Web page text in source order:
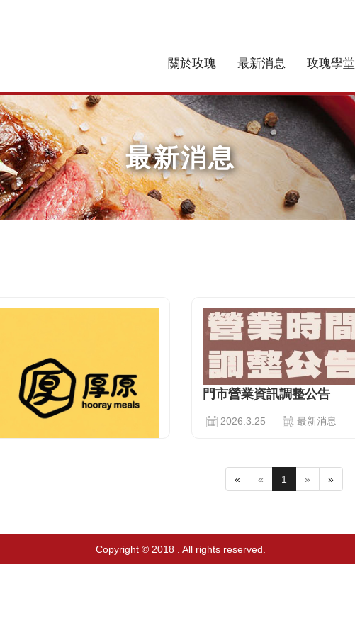
關於玫瑰 最新消息 玫瑰學堂
最新消息
謝謝 玫瑰廚房。 您好，厚原食品...
門市營業資訊調整公告
2026.3.25 最新消息
« « 1 » »
Copyright © 2018 . All rights reserved.